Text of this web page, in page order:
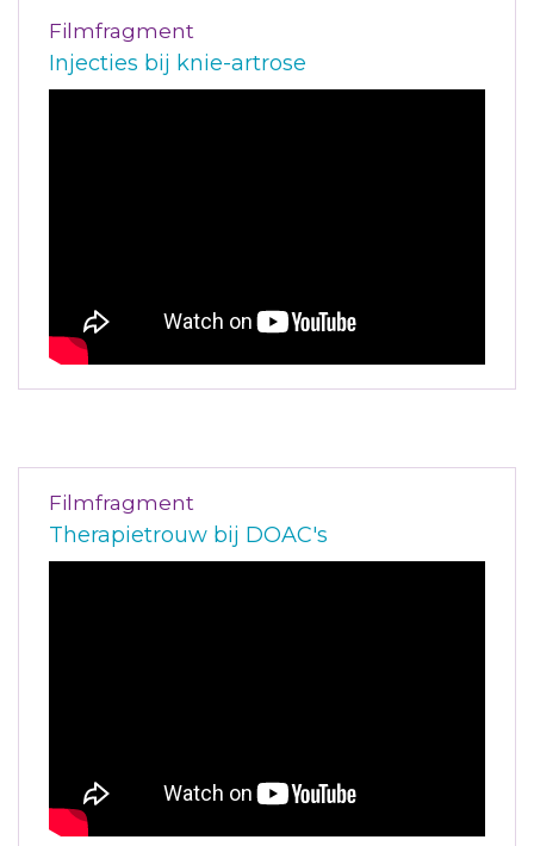
Filmfragment
Injecties bij knie-artrose
Filmfragment
Therapietrouw bij DOAC's